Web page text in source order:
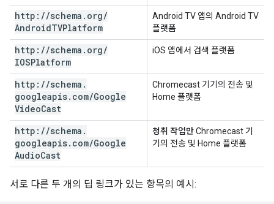
http: //schema . org/
AndroidTVPlatform
Android TV 앱의 Android TV
플랫폼
http: //schema . org/
IOSPlatform
iOS 앱에서 검색 플랫폼
http: //schema .
googleapis. com/Google
VideoCast
Chromecast 기기의 전송 및
Home 플랫폼
http: //schema .
googleapis. com/Google
AudioCast
청취 작업만Chromecast 기
기의 전송 및 Home 플랫폼
서로 다른 두 개의 딥 링크가 있는 항목의 예시: